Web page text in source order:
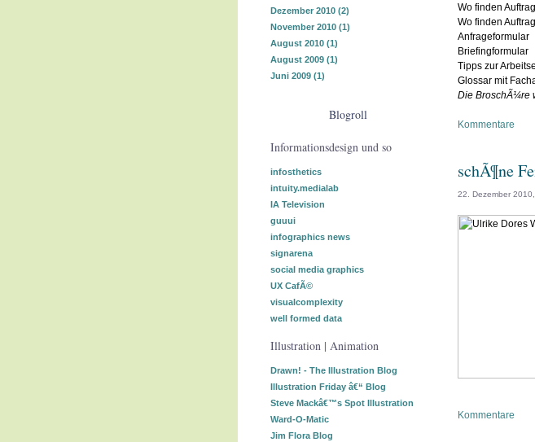
Dezember 2010 (2)
November 2010 (1)
August 2010 (1)
August 2009 (1)
Juni 2009 (1)
Blogroll
Informationsdesign und so
infosthetics
intuity.medialab
IA Television
guuui
infographics news
signarena
social media graphics
UX CafÃ©
visualcomplexity
well formed data
Illustration | Animation
Drawn! - The Illustration Blog
Illustration Friday â€“ Blog
Steve Mackâ€™s Spot Illustration
Ward-O-Matic
Jim Flora Blog
Wo finden
Wo finden
Anfrageformular
Briefingformular
Tipps zur
Glossar mit
Die BroschÃ¼re
Kommentare
schÃ¶ne
22. Dezember
Kommentare